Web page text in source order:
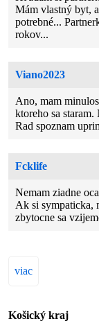
Mám vlastný byt,
potrebné...
rokov...
Viano2023
Ano, mam
ktoreho sa
Rad spoznam
Fcklife
Nemam ziadne
Ak si sympaticka,
zbytocne sa
viac
Košický kraj